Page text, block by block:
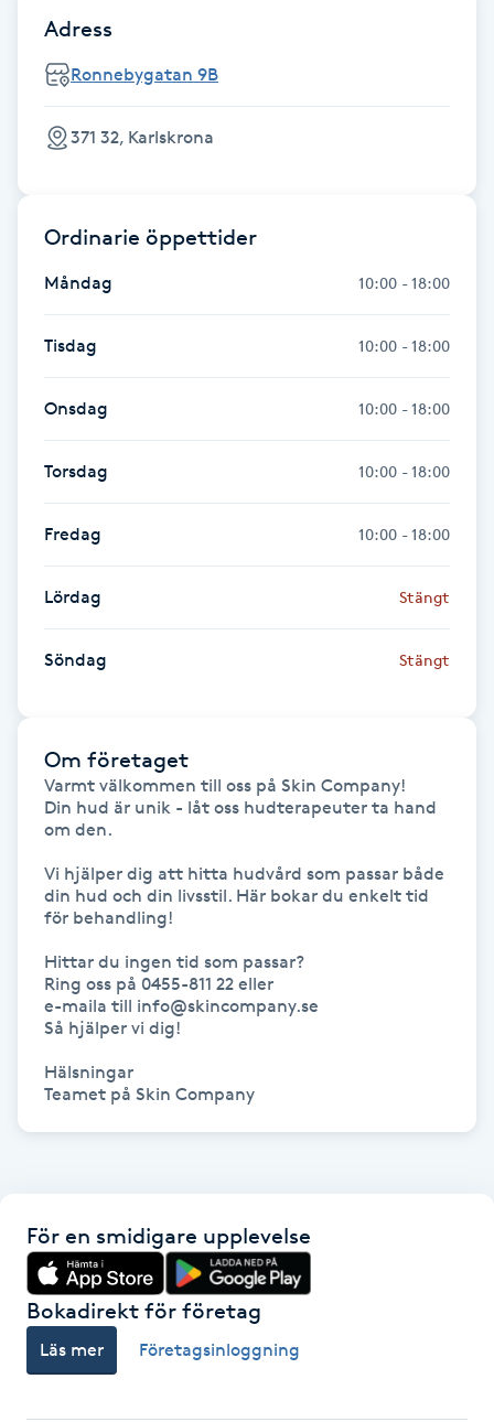
Olaplex
Olaplexbehandling
Ombre
Ombre brows
Osteopati
Paraffinbehandling
Pedikyr
Pensionärklippning
Permanent
Permanent ögonbrynsmakeup
Personal shopper
Personlig tränare
Picolaser
Pigmentfläckar
Plastikkirurgi
Adress
Ronnebygatan 9B
371 32, Karlskrona
Ordinarie öppettider
Måndag 10:00 - 18:00
Tisdag 10:00 - 18:00
Onsdag 10:00 - 18:00
Torsdag 10:00 - 18:00
Fredag 10:00 - 18:00
Lördag Stängt
Söndag Stängt
Om företaget
Varmt välkommen till oss på Skin Company!
Din hud är unik - låt oss hudterapeuter ta hand
om den.
Vi hjälper dig att hitta hudvård som passar både
din hud och din livsstil. Här bokar du enkelt tid
för behandling!
Hittar du ingen tid som passar?
Ring oss på 0455-811 22 eller
e-maila till info@skincompany.se
Så hjälper vi dig!
Hälsningar
Teamet på Skin Company
För en smidigare upplevelse
Bokadirekt för företag
Läs mer Företagsinloggning